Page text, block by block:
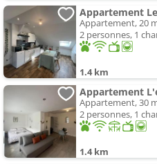
Appartement
Appartement, 20
2 personnes, 1
1.4 km
Appartement, 30
2 personnes, 1
1.4 km